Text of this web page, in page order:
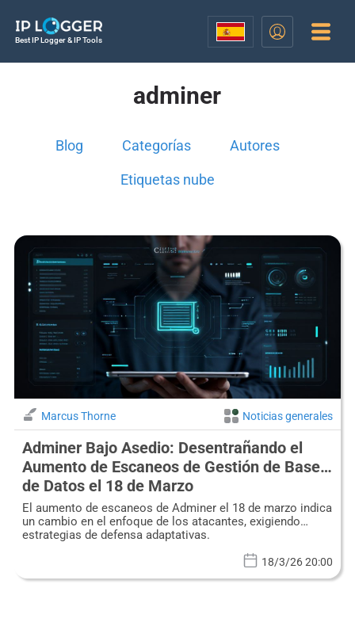
Best IP Logger & IP Tools
adminer
Blog Categorías Autores
Etiquetas nube
Marcus Thorne Noticias generales
Adminer Bajo Asedio: Desentrañando el
Aumento de Escaneos de Gestión de Bases
de Datos el 18 de Marzo
El aumento de escaneos de Adminer el 18 de marzo indica
un cambio en el enfoque de los atacantes, exigiendo
estrategias de defensa adaptativas.
18/3/26 20:00